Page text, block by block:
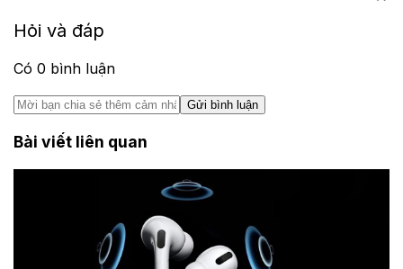
Hỏi và đáp
Có 0 bình luận
Gửi bình luận
Bài viết liên quan